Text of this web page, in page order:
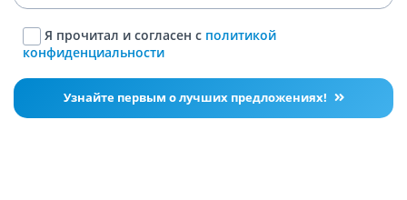
Я прочитал и согласен с политикой
конфиденциальности
Узнайте первым о лучших предложениях!